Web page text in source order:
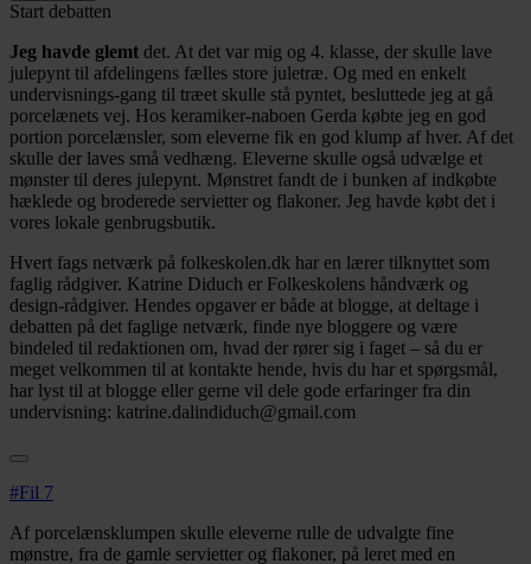
Start debatten
Jeg havde glemt det. At det var mig og 4. klasse, der skulle lave
julepynt til afdelingens fælles store juletræ. Og med en enkelt
undervisnings-gang til træet skulle stå pyntet, besluttede jeg at gå
porcelænets vej. Hos keramiker-naboen Gerda købte jeg en god
portion porcelænsler, som eleverne fik en god klump af hver. Af det
skulle der laves små vedhæng. Eleverne skulle også udvælge et
mønster til deres julepynt. Mønstret fandt de i bunken af indkøbte
hæklede og broderede servietter og flakoner. Jeg havde købt det i
vores lokale genbrugsbutik.
Hvert fags netværk på folkeskolen.dk har en lærer tilknyttet som
faglig rådgiver. Katrine Diduch er Folkeskolens håndværk og
design-rådgiver. Hendes opgaver er både at blogge, at deltage i
debatten på det faglige netværk, finde nye bloggere og være
bindeled til redaktionen om, hvad der rører sig i faget – så du er
meget velkommen til at kontakte hende, hvis du har et spørgsmål,
har lyst til at blogge eller gerne vil dele gode erfaringer fra din
undervisning: katrine.dalindiduch@gmail.com
#Fil 7
Af porcelænsklumpen skulle eleverne rulle de udvalgte fine
mønstre, fra de gamle servietter og flakoner, på leret med en